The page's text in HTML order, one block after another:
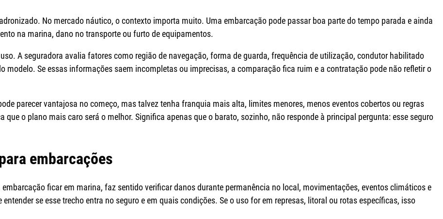
No mercado náutico, o contexto importa muito. Uma embarcação pode passar boa parte do tempo parada e ainda
na marina, dano no transporte ou furto de equipamentos.
A seguradora avalia fatores como região de navegação, forma de guarda, frequência de utilização, condutor habilitado
modelo. Se essas informações saem incompletas ou imprecisas, a comparação fica ruim e a contratação pode não refletir o
parecer vantajosa no começo, mas talvez tenha franquia mais alta, limites menores, menos eventos cobertos ou regras
o plano mais caro será o melhor. Significa apenas que o barato, sozinho, não responde à principal pergunta: esse seguro
embarcações
ficar em marina, faz sentido verificar danos durante permanência no local, movimentações, eventos climáticos e
se esse trecho entra no seguro e em quais condições. Se o uso for em represas, litoral ou rotas específicas, isso